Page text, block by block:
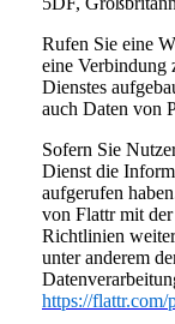
Rufen Sie eine
eine Verbindung
Dienstes
auch Daten von
Sofern Sie
Dienst die
aufgerufen
von Flattr mit
Richtlinien
unter anderem
https://flattr.com/